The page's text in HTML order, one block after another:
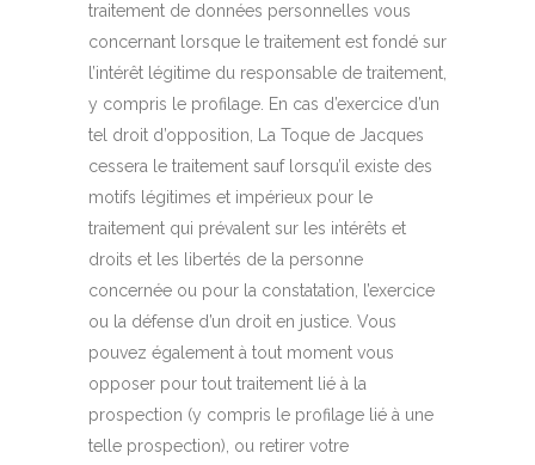
traitement de données personnelles vous
concernant lorsque le traitement est fondé sur
l’intérêt légitime du responsable de traitement,
y compris le profilage. En cas d’exercice d’un
tel droit d’opposition, La Toque de Jacques
cessera le traitement sauf lorsqu’il existe des
motifs légitimes et impérieux pour le
traitement qui prévalent sur les intérêts et
droits et les libertés de la personne
concernée ou pour la constatation, l’exercice
ou la défense d’un droit en justice. Vous
pouvez également à tout moment vous
opposer pour tout traitement lié à la
prospection (y compris le profilage lié à une
telle prospection), ou retirer votre